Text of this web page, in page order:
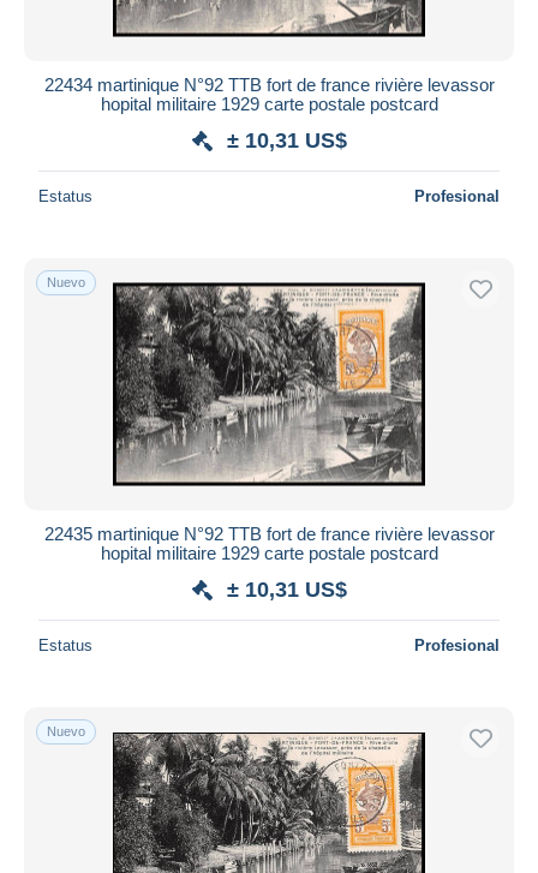
22434 martinique N°92 TTB fort de france rivière levassor
hopital militaire 1929 carte postale postcard
± 10,31 US$
Estatus Profesional
Nuevo
22435 martinique N°92 TTB fort de france rivière levassor
hopital militaire 1929 carte postale postcard
± 10,31 US$
Estatus Profesional
Nuevo